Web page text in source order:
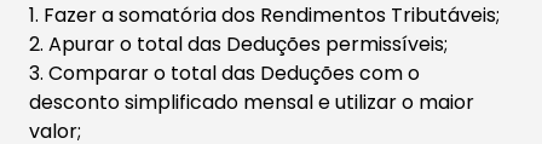
1. Fazer a somatória dos Rendimentos Tributáveis;
2. Apurar o total das Deduções permissíveis;
3. Comparar o total das Deduções com o
desconto simplificado mensal e utilizar o maior
valor;​